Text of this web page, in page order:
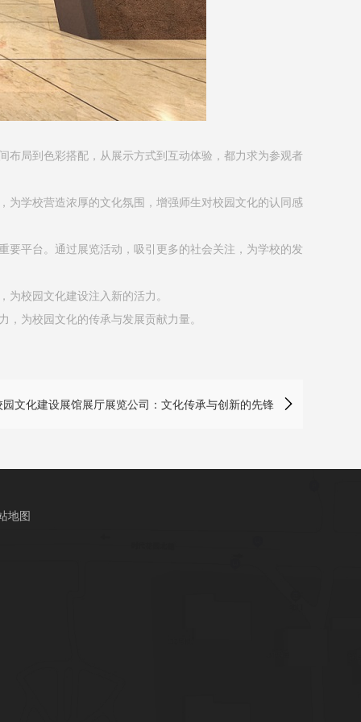
局到色彩搭配，从展示方式到互动体验，都力求为参观者
学校营造浓厚的文化氛围，增强师生对校园文化的认同感
平台。通过展览活动，吸引更多的社会关注，为学校的发
校园文化建设注入新的活力。
为校园文化的传承与发展贡献力量。
园文化建设展馆展厅展览公司：文化传承与创新的先锋 
地图